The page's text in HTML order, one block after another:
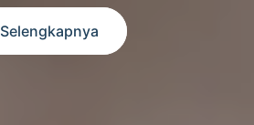
Selengkapnya